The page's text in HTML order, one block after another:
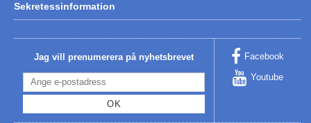
Sekretessinformation
Jag vill prenumerera på nyhetsbrevet
OK
Facebook
Youtube